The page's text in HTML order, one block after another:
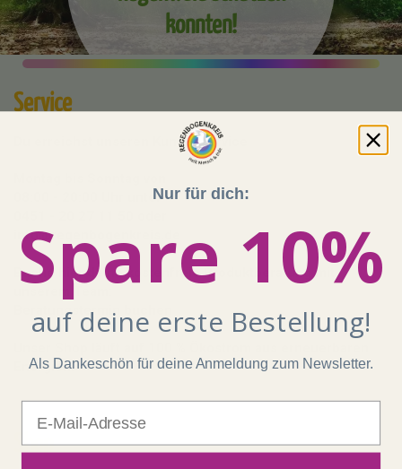
konnten!
Service
Du erreichst unseren Kundenservice
08:00 - 20:00 Uhr unter
info@regenbogenkreis.de
Buche hier deine kostenfreie Produktberatung mit
Beratungstermin buchen
Energien!
Shop
Nur für dich:
Spare 10%
auf deine erste Bestellung!
Als Dankeschön für deine Anmeldung zum Newsletter.